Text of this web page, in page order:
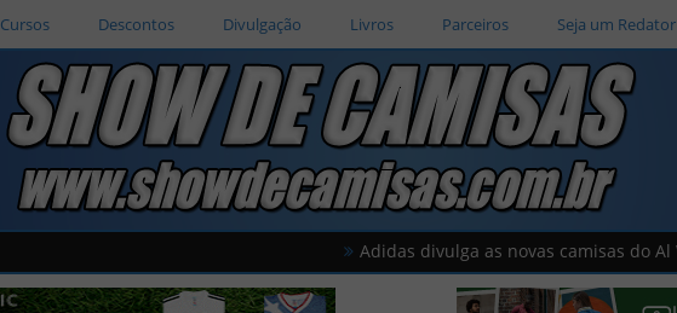
Cursos Descontos Divulgação Livros Parceiros Seja um Redator
Adidas divulga as novas camisas do Al Wahda